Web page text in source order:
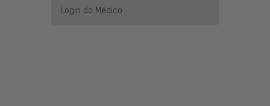
Login do Médico